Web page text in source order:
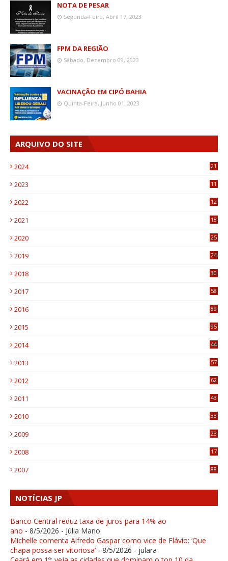
NOTA DE PESAR
Segunda-Feira, Abril 17, 2023
FPM DA REGIÃO
Sábado, Dezembro 09, 2023
VACINAÇÃO EM CIPÓ BAHIA
Quinta-Feira, Junho 01, 2023
ARQUIVO DO SITE
2024 21
2023
11
2022
12
2021
18
2020
25
2019
24
2018
30
2017
58
2016
89
2015
95
2014
44
2013
57
2012
62
2011
43
2010
33
2009
23
2008
17
2007 88
NOTÍCIAS JP
Banco Central reduz taxa de juros para 14% ao
ano - 8/5/2026 - Júlia Mano
Michelle comenta Alfredo Gaspar como vice de Flávio: ‘Que
chapa possa ser vitoriosa’ - 8/5/2026 - julara